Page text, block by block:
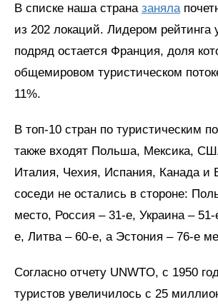
В списке наша страна заняла
из 202 локаций. Лидером рейтинга
подряд остается Франция, доля
общемировом туристическом
11%.
В топ-10 стран по туристическим
также входят Польша, Мексика,
Италия, Чехия, Испания, Канада и
соседи не остались в стороне:
место, Россия – 31-е, Украина –
е, Литва – 60-е, а Эстония – 76-е
Согласно отчету UNWTO, с 1950
туристов увеличилось с 25